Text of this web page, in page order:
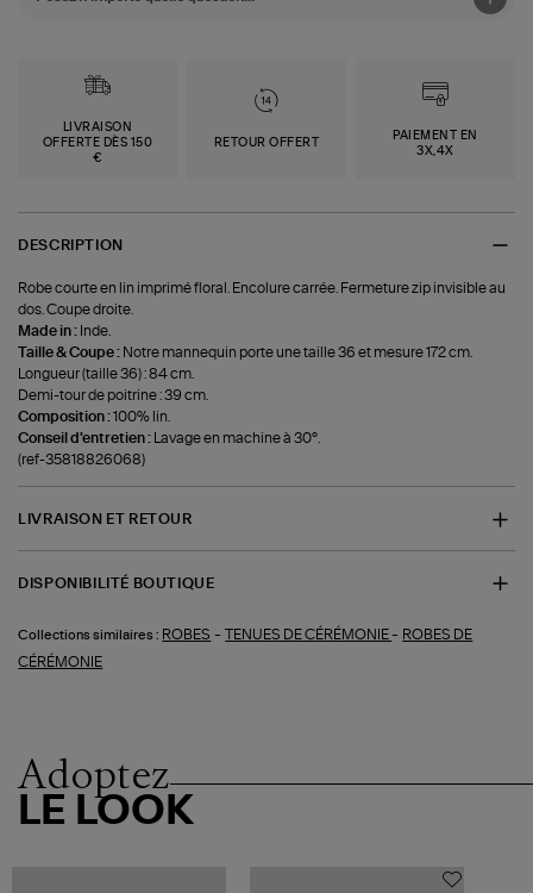
LIVRAISON
OFFERTE DÈS 150
€
RETOUR OFFERT
PAIEMENT EN
3X,4X
DESCRIPTION
Robe courte en lin imprimé floral. Encolure carrée. Fermeture zip invisible au
dos. Coupe droite.
Made in : Inde.
Taille & Coupe : Notre mannequin porte une taille 36 et mesure 172 cm.
Longueur (taille 36) : 84 cm.
Demi-tour de poitrine : 39 cm.
Composition :100% lin.
Conseil d'entretien : Lavage en machine à 30°.
(ref-35818826068)
LIVRAISON ET RETOUR
DISPONIBILITÉ BOUTIQUE
Collections similaires : ROBES -TENUES DE CÉRÉMONIE - ROBES DE
CÉRÉMONIE
Adoptez
LE LOOK